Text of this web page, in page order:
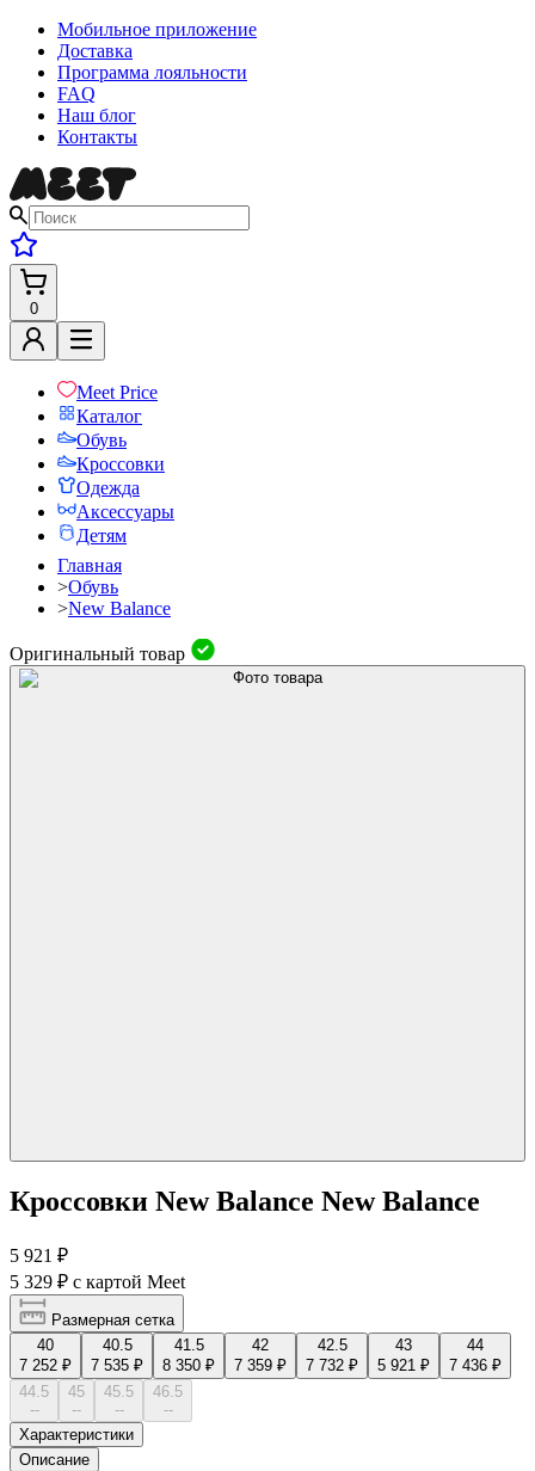
Мобильное приложение
Доставка
Программа лояльности
FAQ
Наш блог
Контакты
0
Meet Price
Каталог
Обувь
Кроссовки
Одежда
Аксессуары
Детям
Главная
>Обувь
>New Balance
Оригинальный товар
Кроссовки New Balance New Balance
5 921 ₽
5 329 ₽ с картой Meet
Размерная сетка
40
7 252 ₽
40.5
7 535 ₽
41.5
8 350 ₽
42
7 359 ₽
42.5
7 732 ₽
43
5 921 ₽
44
7 436 ₽
44.5
--
45
--
45.5
--
46.5
--
Характеристики
Описание